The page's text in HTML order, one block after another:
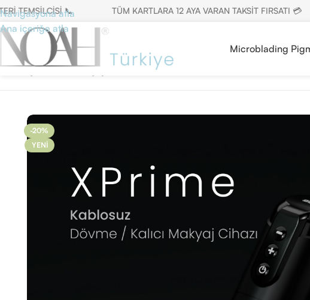
Navigasyona atla
Ana içeriğe atla
📞 TÜM KARTLARA 12 AYA VARAN TAKSİT FIRSATI 💳
Microblading
Ana Sayfa/Kalıcı Makyaj Cihazları Kablosuz Cihazlar
-20%
YENI